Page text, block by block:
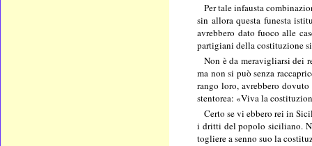
Per tale infausta
sin allora questa funesta
avrebbero dato fuoco alle
partigiani della costituzione
Non è da meravigliarsi dei
ma non si può senza
rango loro, avrebbero
stentorea: «Viva la
Certo se vi ebbero rei in
i dritti del popolo siciliano.
togliere a senno suo la